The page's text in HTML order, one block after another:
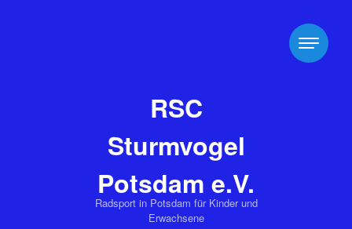
RSC
Sturmvogel
Potsdam e.V.
Radsport in Potsdam für Kinder und
Erwachsene